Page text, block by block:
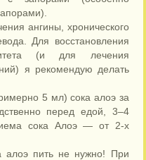
ангины, хронического
Для восстановления
(и для лечения
я рекомендую делать
5 мл) сока алоэ за
перед едой, 3–4
сока Алоэ — от 2-х
алоэ пить не нужно! При